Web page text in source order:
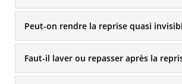
Peut-on rendre la reprise quasi
Faut-il laver ou repasser après la